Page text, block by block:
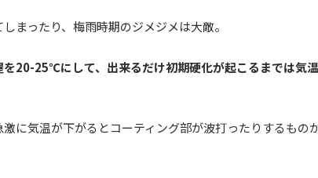
まったり、梅雨時期のジメジメは大敵。
を20-25℃にして、出来るだけ初期硬化が起こるまでは気
に気温が下がるとコーティング部が波打ったりするもの